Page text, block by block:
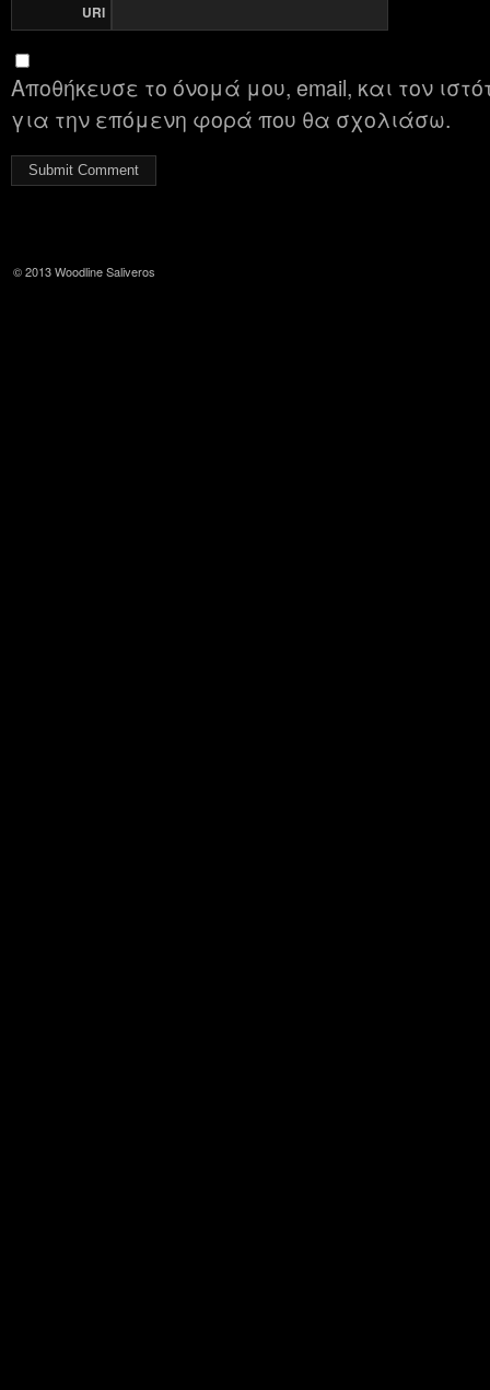
URI
Αποθήκευσε το όνομά μου, email, και τον
για την επόμενη φορά που θα σχολιάσω.
© 2013Woodline Saliveros